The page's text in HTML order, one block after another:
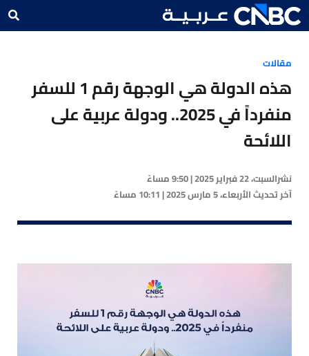
مقالات
هذه الدولة هي الوجهة رقم 1 للسفر
منفرداً في 2025.. ودولة عربية على
اللائحة
نشرالسبت، 22 فبراير 2025 | 9:50 مساءً
آخر تحديثالأربعاء، 5 مارس 2025 | 10:11 مساءً